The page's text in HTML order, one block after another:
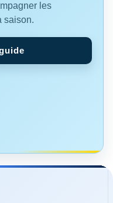
les
saison.